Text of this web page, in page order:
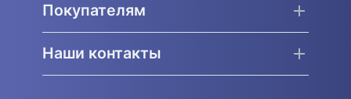
Покупателям
Наши контакты